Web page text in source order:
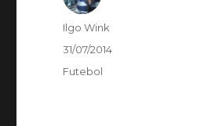
Autor
Ilgo Wink
Publicado
31/07/2014
Categorias
Futebol